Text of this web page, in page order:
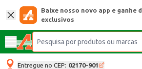
Baixe nosso novo app e ganhe
exclusivos
Entregue no CEP: 02170-901